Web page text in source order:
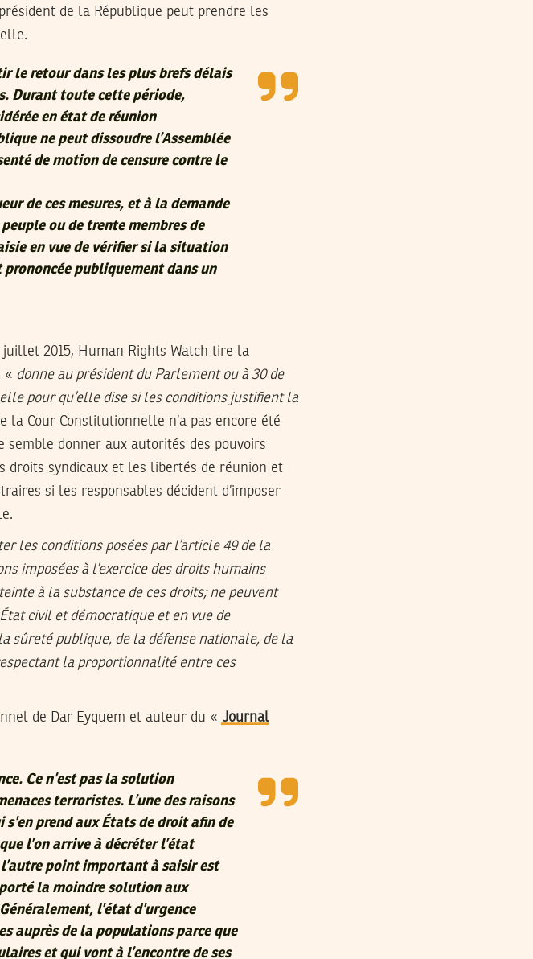
de la République peut prendre les
le retour dans les plus brefs délais
Durant toute cette période,
en état de réunion
ne peut dissoudre l’Assemblée
de motion de censure contre le
de ces mesures, et à la demande
ou de trente membres de
en vue de vérifier si la situation
publiquement dans un
2015, Human Rights Watch tire la
« donne au président du Parlement ou à 30 de
pour qu’elle dise si les conditions justifient la
la Cour Constitutionnelle n’a pas encore été
semble donner aux autorités des pouvoirs
droits syndicaux et les libertés de réunion et
si les responsables décident d’imposer
les conditions posées par l’article 49 de la
imposées à l’exercice des droits humains
à la substance de ces droits; ne peuvent
civil et démocratique et en vue de
sûreté publique, de la défense nationale, de la
la proportionnalité entre ces
de Dar Eyquem et auteur du « Journal
Ce n’est pas la solution
terroristes. L’une des raisons
prend aux États de droit afin de
l’on arrive à décréter l’état
point important à saisir est
la moindre solution aux
l’état d’urgence
auprès de la populations parce que
et qui vont à l’encontre de ses